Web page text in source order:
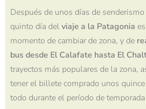
Después de unos días de
quinto día delviaje a la Patagonia
momento de cambiar de zona, y de
bus desde El Calafate hasta El
trayectos más populares de la zona,
tener el billete comprado unos
todo durante el período de